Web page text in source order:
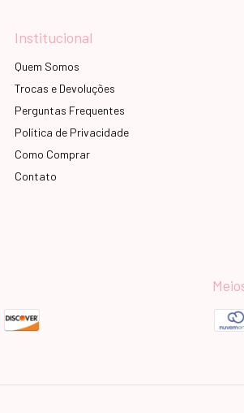
Institucional
Quem Somos
Trocas e Devoluções
Perguntas Frequentes
Política de Privacidade
Como Comprar
Contato